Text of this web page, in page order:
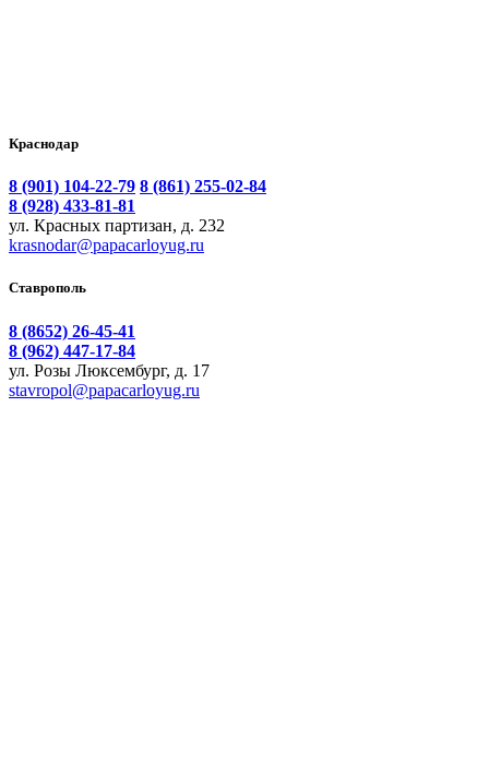
Краснодар
8 (901) 104-22-79 8 (861) 255-02-84
8 (928) 433-81-81
ул. Красных партизан, д. 232
krasnodar@papacarloyug.ru
Ставрополь
8 (8652) 26-45-41
8 (962) 447-17-84
ул. Розы Люксембург, д. 17
stavropol@papacarloyug.ru